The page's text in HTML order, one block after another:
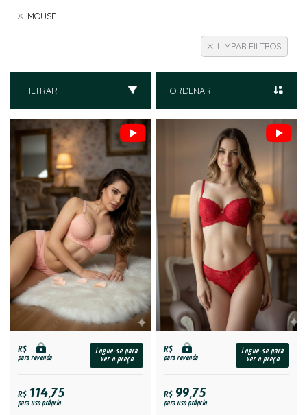
MOUSE
LIMPAR FILTROS
FILTRAR ORDENAR
R$
para revenda
Logue-se para
ver o preço
R$114,75
para uso próprio
R$
para revenda
Logue-se para
ver o preço
R$99,75
para uso próprio